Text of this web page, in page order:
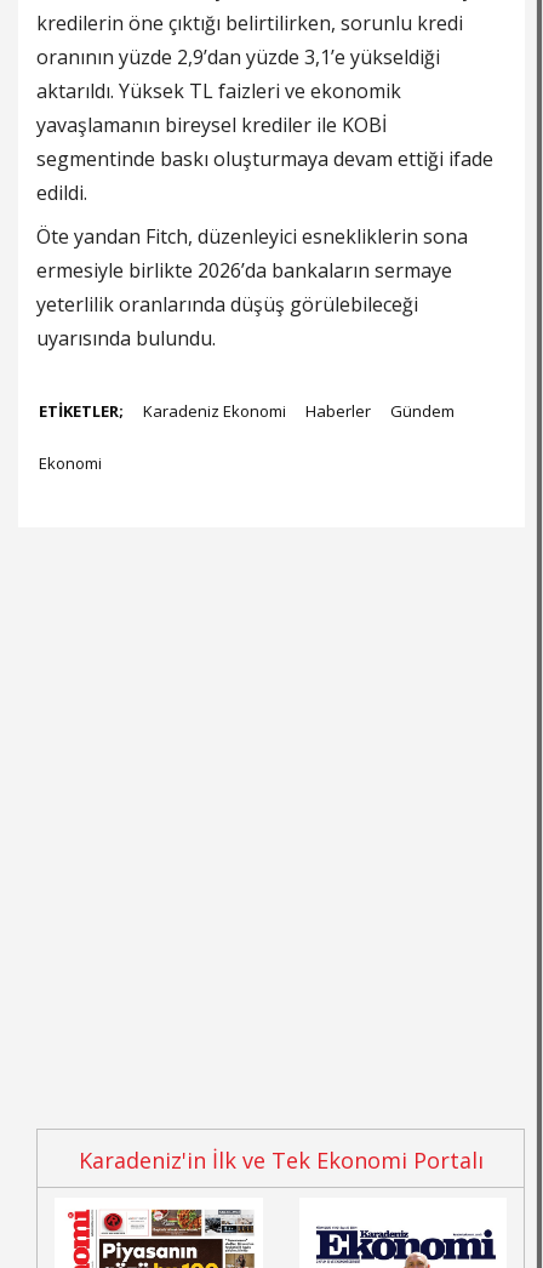
kredilerin öne çıktığı belirtilirken, sorunlu kredi
oranının yüzde 2,9’dan yüzde 3,1’e yükseldiği
aktarıldı. Yüksek TL faizleri ve ekonomik
yavaşlamanın bireysel krediler ile KOBİ
segmentinde baskı oluşturmaya devam ettiği ifade
edildi.
Öte yandan Fitch, düzenleyici esnekliklerin sona
ermesiyle birlikte 2026’da bankaların sermaye
yeterlilik oranlarında düşüş görülebileceği
uyarısında bulundu.
ETİKETLER; Karadeniz Ekonomi Haberler Gündem
Ekonomi
Karadeniz'in İlk ve Tek Ekonomi Portalı